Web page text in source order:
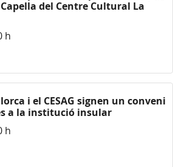
del Centre Cultural La
h
i el CESAG signen un conveni
a la institució insular
h